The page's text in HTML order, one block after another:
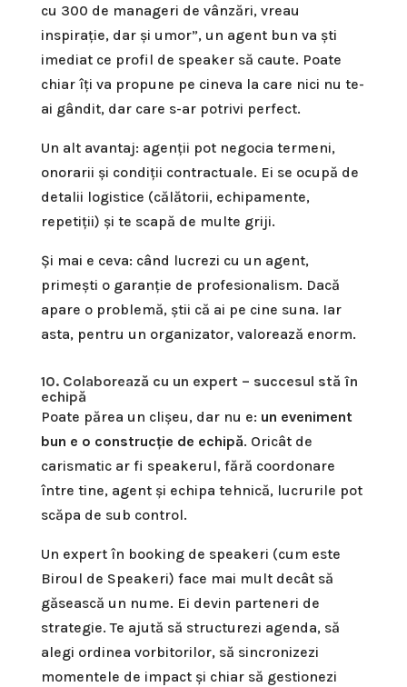
cu 300 de manageri de vânzări, vreau
inspirație, dar și umor”, un agent bun va ști
imediat ce profil de speaker să caute. Poate
chiar îți va propune pe cineva la care nici nu te-
ai gândit, dar care s-ar potrivi perfect.
Un alt avantaj: agenții pot negocia termeni,
onorarii și condiții contractuale. Ei se ocupă de
detalii logistice (călătorii, echipamente,
repetiții) și te scapă de multe griji.
Și mai e ceva: când lucrezi cu un agent,
primești o garanție de profesionalism. Dacă
apare o problemă, știi că ai pe cine suna. Iar
asta, pentru un organizator, valorează enorm.
10. Colaborează cu un expert – succesul stă în
echipă
Poate părea un clișeu, dar nu e: un eveniment
bun e o construcție de echipă. Oricât de
carismatic ar fi speakerul, fără coordonare
între tine, agent și echipa tehnică, lucrurile pot
scăpa de sub control.
Un expert în booking de speakeri (cum este
Biroul de Speakeri) face mai mult decât să
găsească un nume. Ei devin parteneri de
strategie. Te ajută să structurezi agenda, să
alegi ordinea vorbitorilor, să sincronizezi
momentele de impact și chiar să gestionezi